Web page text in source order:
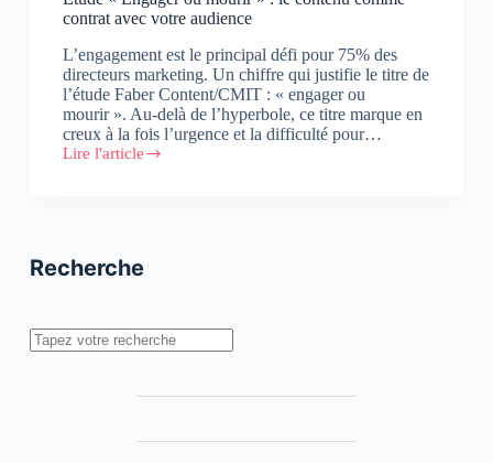
contrat avec votre audience
L’engagement est le principal défi pour 75% des
directeurs marketing. Un chiffre qui justifie le titre de
l’étude Faber Content/CMIT : « engager ou
mourir ». Au-delà de l’hyperbole, ce titre marque en
creux à la fois l’urgence et la difficulté pour…
Lire l'article
Etude
contenu
avec
votre
Recherche
Rechercher